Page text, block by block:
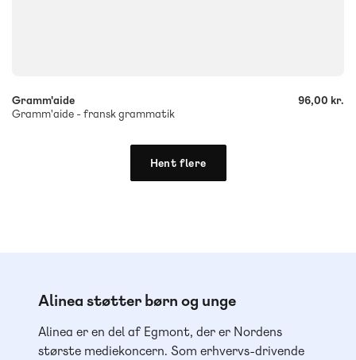
Gramm'aide
Gramm'aide - fransk grammatik
96,00 kr.
Hent flere
Alinea støtter børn og unge
Alinea er en del af Egmont, der er Nordens
største mediekoncern. Som erhvervs-drivende